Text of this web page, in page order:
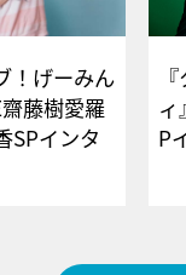
！げーみん
藤樹愛羅
SPインタ
P